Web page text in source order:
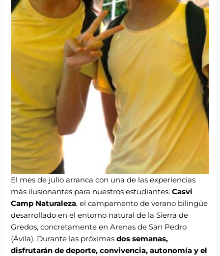
El mes de julio arranca con una de las experiencias
más ilusionantes para nuestros estudiantes:Casvi
Camp Naturaleza, el campamento de verano bilingüe
desarrollado en el entorno natural de la Sierra de
Gredos, concretamente en Arenas de San Pedro
(Ávila). Durante las próximas dos semanas,
disfrutarán de deporte, convivencia, autonomía y el